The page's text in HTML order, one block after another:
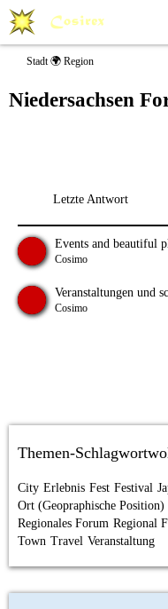
Stadt 🌍 Region
Niedersachsen
Letzte Antwort
Events and beautiful
Cosimo
Veranstaltungen und
Cosimo
Themen-
City Erlebnis Fest Festival
Ort (Geopraphische Position)
Regionales Forum Regional
Town Travel Veranstaltung